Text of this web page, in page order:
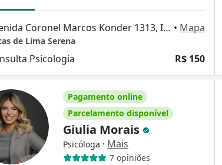
Avenida Coronel Marcos Konder 1313, Itajaí • Mapa
de Lima Serena
Psicologia R$ 150
Pagamento online
Parcelamento disponível
Giulia Morais
Psicóloga · Mais
7 opiniões